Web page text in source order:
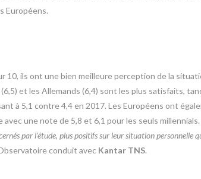
Européens.
10, ils ont une bien meilleure perception de la
et les Allemands (6,4) sont les plus satisfaits,
à 5,1 contre 4,4 en 2017. Les Européens ont
une note de 5,8 et 6,1 pour les seuls millennials.
par l’étude, plus positifs sur leur situation personnelle
conduit avec Kantar TNS.